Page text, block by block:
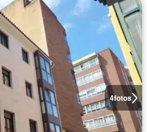
4fotos